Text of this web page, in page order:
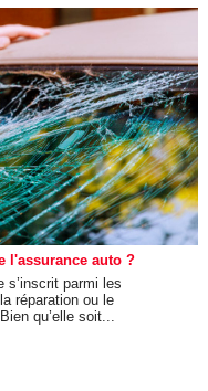
l'assurance auto ?
s’inscrit parmi les
réparation ou le
qu’elle soit...